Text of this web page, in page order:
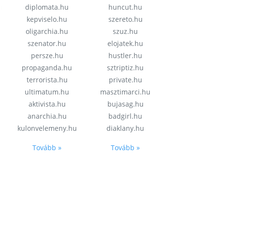
diplomata.hu
kepviselo.hu
oligarchia.hu
szenator.hu
persze.hu
propaganda.hu
terrorista.hu
ultimatum.hu
aktivista.hu
anarchia.hu
kulonvelemeny.hu
Tovább »
huncut.hu
szereto.hu
szuz.hu
elojatek.hu
hustler.hu
sztriptiz.hu
private.hu
masztimarci.hu
bujasag.hu
badgirl.hu
diaklany.hu
Tovább »